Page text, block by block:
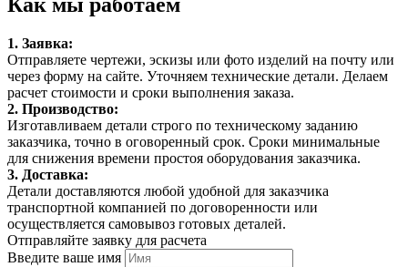
Как мы работаем
1. Заявка:
Отправляете чертежи, эскизы или фото изделий на почту или
через форму на сайте. Уточняем технические детали. Делаем
расчет стоимости и сроки выполнения заказа.
2. Производство:
Изготавливаем детали строго по техническому заданию
заказчика, точно в оговоренный срок. Сроки минимальные
для снижения времени простоя оборудования заказчика.
3. Доставка:
Детали доставляются любой удобной для заказчика
транспортной компанией по договоренности или
осуществляется самовывоз готовых деталей.
Отправляйте заявку для расчета
Введите ваше имя